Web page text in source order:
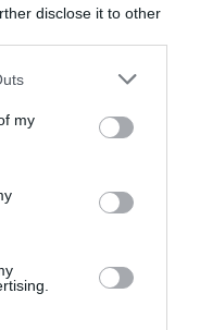
disclose it to other
my
de la oferta para
de ocio
que se facilita la
más presión
paisaje.
incluyen muy
se